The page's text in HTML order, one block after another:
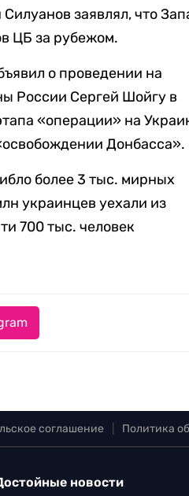
заявлял, что
ЦБ за рубежом.
о проведении на
России Сергей Шойгу в
«операции» на
Донбасса».
более 3 тыс. мирных
украинцев уехали из
700 тыс. человек
соглашение Политика
новости